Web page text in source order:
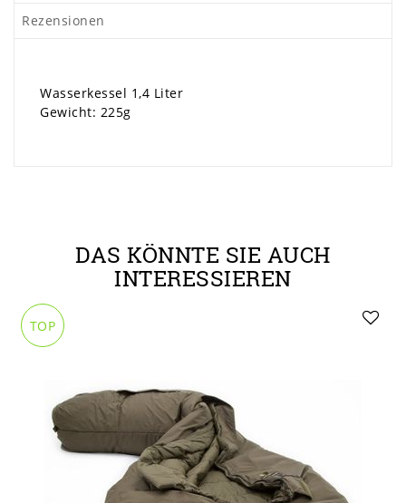
Rezensionen
Wasserkessel 1,4 Liter
Gewicht: 225g
DAS KÖNNTE SIE AUCH
INTERESSIEREN
TOP